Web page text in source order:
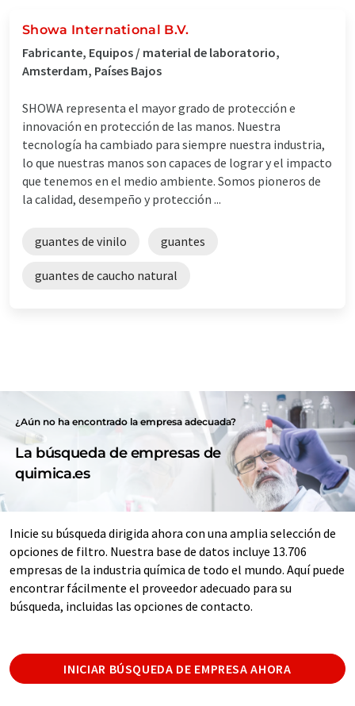
Showa International B.V.
Fabricante, Equipos / material de laboratorio,
Amsterdam, Países Bajos
SHOWA representa el mayor grado de protección e
innovación en protección de las manos. Nuestra
tecnología ha cambiado para siempre nuestra industria,
lo que nuestras manos son capaces de lograr y el impacto
que tenemos en el medio ambiente. Somos pioneros de
la calidad, desempeño y protección ...
guantes de vinilo guantes
guantes de caucho natural
¿Aún no ha encontrado la empresa adecuada?
La búsqueda de empresas de
quimica.es
Inicie su búsqueda dirigida ahora con una amplia selección de
opciones de filtro. Nuestra base de datos incluye 13.706
empresas de la industria química de todo el mundo. Aquí puede
encontrar fácilmente el proveedor adecuado para su
búsqueda, incluidas las opciones de contacto.
INICIAR BÚSQUEDA DE EMPRESA AHORA